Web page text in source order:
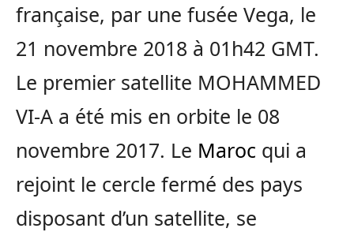
française, par une fusée Vega, le
21 novembre 2018 à 01h42 GMT.
Le premier satellite MOHAMMED
VI-A a été mis en orbite le 08
novembre 2017. Le Maroc qui a
rejoint le cercle fermé des pays
disposant d’un satellite, se